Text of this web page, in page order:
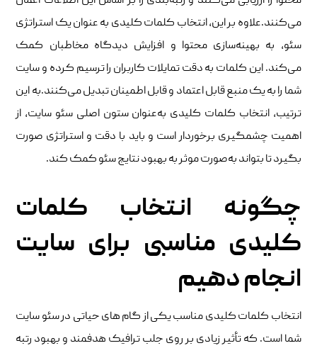
می‌کنند.علاوه بر این، انتخاب کلمات کلیدی به عنوان یک استراتژی
سئو، به بهینه‌سازی محتوا و افزایش دیدگاه مخاطبان کمک
می‌کند. این کلمات به دقت تمایلات کاربران را ترسیم کرده و سایت
شما را به یک منبع قابل اعتماد و قابل اطمینان تبدیل می‌کنند.به این
ترتیب، انتخاب کلمات کلیدی به‌عنوان ستون اصلی سئو سایت، از
اهمیت چشمگیری برخوردار است و باید با دقت و استراتژی صورت
بگیرد تا بتواند به‌صورت موثر به بهبود نتایج سئو کمک کند.
چگونه انتخاب کلمات
کلیدی مناسبی برای سایت
انجام دهیم
انتخاب کلمات کلیدی مناسب یکی از گام‌ های حیاتی در سئو سایت
شما است. که تأثیر زیادی بر روی جلب ترافیک هدفمند و بهبود رتبه